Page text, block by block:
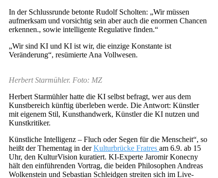
In der Schlussrunde betonte Rudolf Scholten: „Wir müssen
aufmerksam und vorsichtig sein aber auch die enormen Chancen
erkennen., sowie intelligente Regulative finden.“
„Wir sind KI und KI ist wir, die einzige Konstante ist
Veränderung“, resümierte Ana Vollwesen.
Herbert Starmühler. Foto: MZ
Herbert Starmühler hatte die KI selbst befragt, wer aus dem
Kunstbereich künftig überleben werde. Die Antwort: Künstler
mit eigenem Stil, Kunsthandwerk, Künstler die KI nutzen und
Kunstkritiker.
Künstliche Intelligenz – Fluch oder Segen für die Menscheit“, so
heißt der Thementag in derKulturbrücke Fratres am 6.9. ab 15
Uhr, den KulturVision kuratiert. KI-Experte Jaromir Konecny
hält den einführenden Vortrag, die beiden Philosophen Andreas
Wolkenstein und Sebastian Schleidgen streiten sich im Live-